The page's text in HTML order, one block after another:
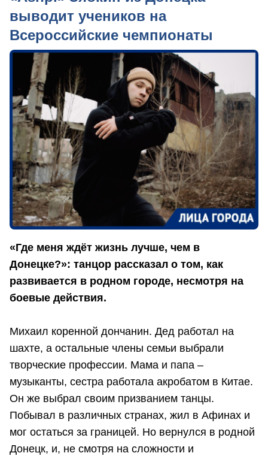
выводит учеников на
Всероссийские чемпионаты
«Где меня ждёт жизнь лучше, чем в
Донецке?»: танцор рассказал о том, как
развивается в родном городе, несмотря на
боевые действия.
Михаил коренной дончанин. Дед работал на
шахте, а остальные члены семьи выбрали
творческие профессии. Мама и папа –
музыканты, сестра работала акробатом в Китае.
Он же выбрал своим призванием танцы.
Побывал в различных странах, жил в Афинах и
мог остаться за границей. Но вернулся в родной
Донецк, и, не смотря на сложности и